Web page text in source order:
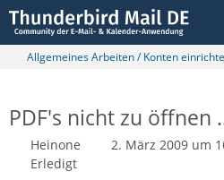
Allgemeines Arbeiten / Konten
PDF's nicht zu öffnen
Heinone 2. März 2009 um
Erledigt